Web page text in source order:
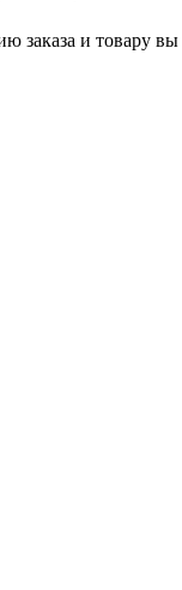
заказа и товару